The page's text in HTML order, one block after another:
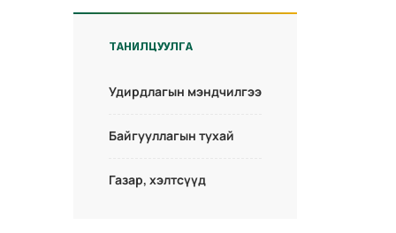
ТАНИЛЦУУЛГА
Удирдлагын мэндчилгээ
Байгууллагын тухай
Газар, хэлтсүүд